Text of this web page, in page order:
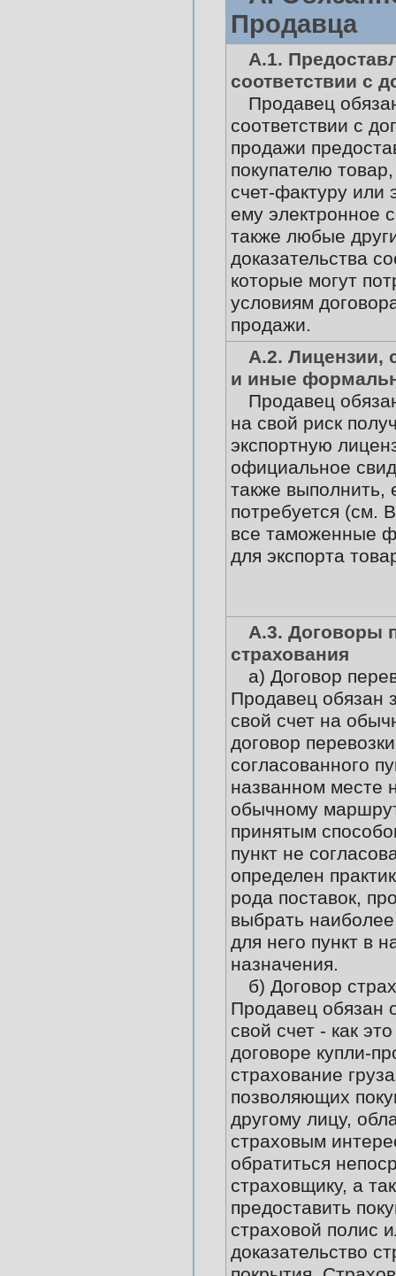
Продавца
А.1.
соответствии с
Продавец
соответствии с
продажи
покупателю
счет-фактуру или
ему электронное
также любые
доказательства
которые могут
условиям
продажи.
А.2. Лицензии,
и иные
Продавец
на свой риск
экспортную
официальное
также выполнить,
потребуется (см.
все таможенные
для экспорта
А.3. Договоры
страхования
а) Договор
Продавец обязан
свой счет на
договор
согласованного
названном месте
обычному
принятым
пункт не
определен
рода поставок,
выбрать
для него пункт в
назначения.
б) Договор
Продавец обязан
свой счет - как
договоре купли-
страхование
позволяющих
другому лицу,
страховым
обратиться
страховщику, а
предоставить
страховой полис
доказательство